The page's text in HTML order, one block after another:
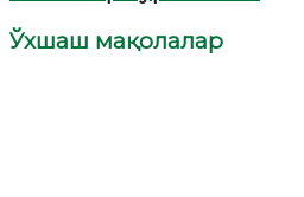
Ўхшаш мақолалар